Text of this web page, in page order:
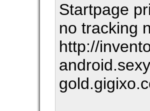
Startpage
no tracking
http://